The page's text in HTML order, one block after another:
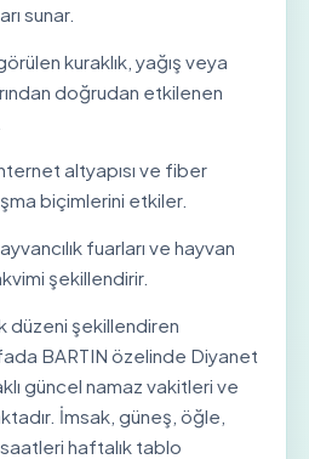
sunar.
kuraklık, yağış veya
doğrudan etkilenen
altyapısı ve fiber
biçimlerini etkiler.
fuarları ve hayvan
şekillendirir.
düzeni şekillendiren
BARTIN özelinde Diyanet
güncel namaz vakitleri ve
İmsak, güneş, öğle,
haftalık tablo